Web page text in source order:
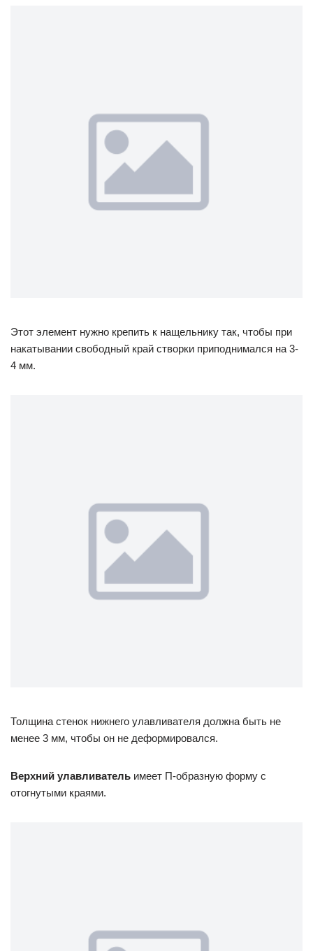
Этот элемент нужно крепить к нащельнику так, чтобы при
накатывании свободный край створки приподнимался на 3-
4 мм.
Толщина стенок нижнего улавливателя должна быть не
менее 3 мм, чтобы он не деформировался.
Верхний улавливатель имеет П-образную форму с
отогнутыми краями.